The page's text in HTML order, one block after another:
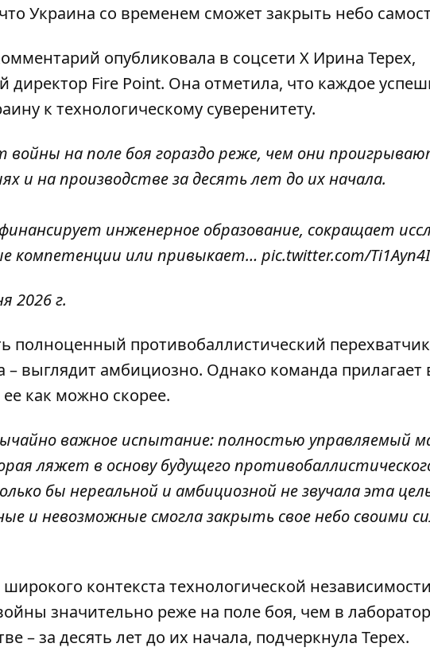
Украина со временем сможет закрыть небо
опубликовала в соцсети Х Ирина Терех,
директор Fire Point. Она отметила, что каждое
к технологическому суверенитету.
войны на поле боя гораздо реже, чем они
и на производстве за десять лет до их начала.
инженерное образование, сокращает
компетенции или привыкает… pic.twitter.com/
2026 г.
полноценный противобаллистический перехватчик
– выглядит амбициозно. Однако команда прилагает
как можно скорее.
важное испытание: полностью управляемый
ляжет в основу будущего
бы нереальной и амбициозной не звучала эта
и невозможные смогла закрыть свое небо своими
контекста технологической
значительно реже на поле боя, чем в
– за десять лет до их начала, подчеркнула Терех.